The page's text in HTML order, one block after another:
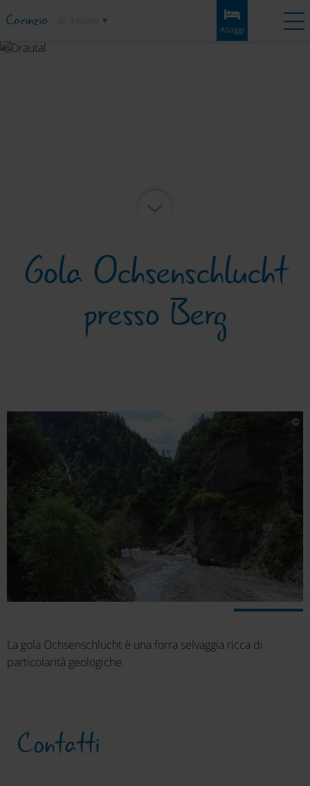
Carinzia Alloggi
Gola Ochsenschlucht
presso Berg
La gola Ochsenschlucht è una forra selvaggia ricca di
particolarità geologiche.
Contatti